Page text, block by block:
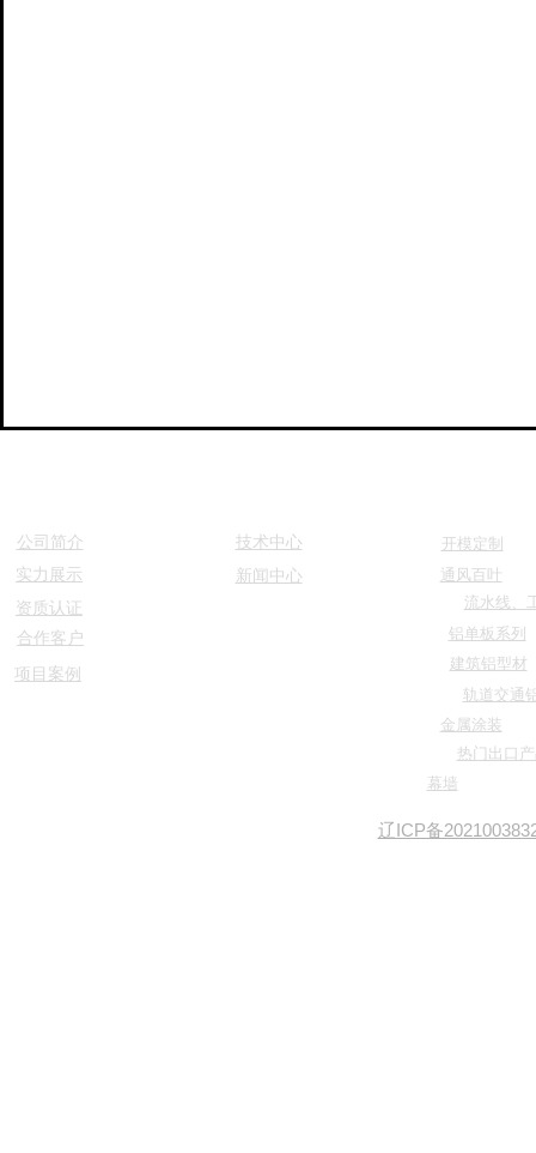
公司简介
实力展示
资质认证
合作客户
技术中心
新闻中心
铝单板系列
建筑铝型材
轨道交通
金属涂装
开模定制
通风百叶
流水线、
热门出口
项目案例
辽ICP备
幕墙